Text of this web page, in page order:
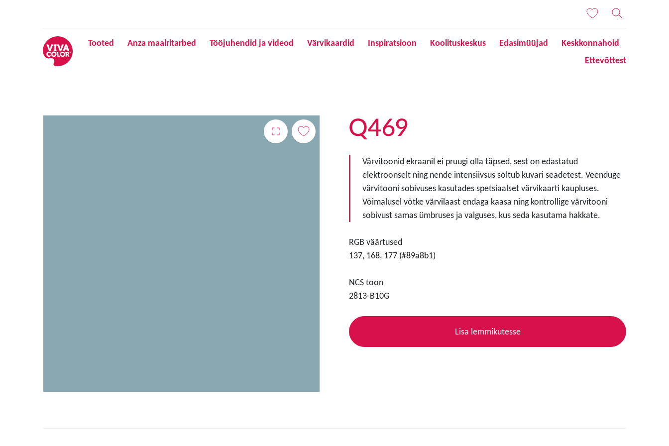
Tooted Anza maalritarbed Tööjuhendid ja videod Värvikaardid Inspiratsioon Koolituskeskus Edasimüüjad
Keskkonnahoid
Ettevõttest
Q469
Värvitoonid ekraanil ei pruugi olla täpsed, sest on edastatud
elektroonselt ning nende intensiivsus sõltub kuvari seadetest. Veenduge
värvitooni sobivuses kasutades spetsiaalset värvikaarti kaupluses.
Võimalusel võtke värvilaast endaga kaasa ning kontrollige värvitooni
sobivust samas ümbruses ja valguses, kus seda kasutama hakkate.
RGB väärtused
137, 168, 177 (#89a8b1)
NCS toon
2813-B10G
Lisa lemmikutesse